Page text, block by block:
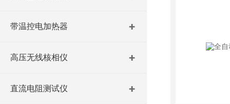
带温控电加热器
高压无线核相仪
直流电阻测试仪